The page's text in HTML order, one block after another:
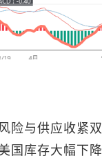
险与供应收紧
国库存大幅下